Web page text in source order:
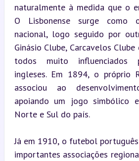
naturalmente à medida que o
O Lisbonense surge como
nacional, logo seguido por
Ginásio Clube, Carcavelos Clube
todos muito influenciados
ingleses. Em 1894, o próprio
associou ao
apoiando um jogo simbólico
Norte e Sul do país.
Já em 1910, o futebol
importantes associações